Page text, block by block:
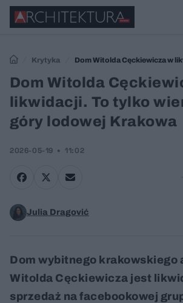
Krytyka
Dom Witolda Cęckiewicza w
wierzchołek góry lodowej Krakowa
Dom Witolda
likwidacji. To tylko
góry lodowej Krakowa
2026-05-19 11:02
Julia Dragović
Dom wybitnego krakowskiego
Witolda Cęckiewicza jest
sprzedaż na facebookowej